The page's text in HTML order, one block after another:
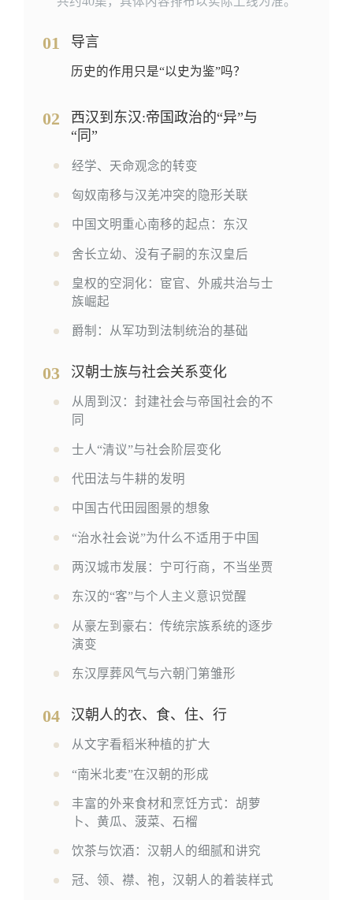
01 导言
历史的作用只是“以史为鉴”吗？
02
西汉到东汉:帝国政治的“异”与
“同”
经学、天命观念的转变
匈奴南移与汉羌冲突的隐形关联
中国文明重心南移的起点：东汉
舍长立幼、没有子嗣的东汉皇后
皇权的空洞化：宦官、外戚共治与士
族崛起
爵制：从军功到法制统治的基础
03 汉朝士族与社会关系变化
从周到汉：封建社会与帝国社会的不
同
士人“清议”与社会阶层变化
代田法与牛耕的发明
中国古代田园图景的想象
“治水社会说”为什么不适用于中国
两汉城市发展：宁可行商，不当坐贾
东汉的“客”与个人主义意识觉醒
从豪左到豪右：传统宗族系统的逐步
演变
东汉厚葬风气与六朝门第雏形
04 汉朝人的衣、食、住、行
从文字看稻米种植的扩大
“南米北麦”在汉朝的形成
丰富的外来食材和烹饪方式：胡萝
卜、黄瓜、菠菜、石榴
饮茶与饮酒：汉朝人的细腻和讲究
冠、领、襟、袍，汉朝人的着装样式